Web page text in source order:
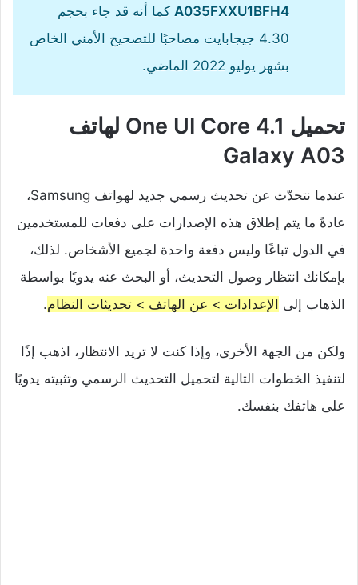
A035FXXU1BFH4 كما أنه قد جاء بحجم
4.30 جيجابايت مصاحبًا للتصحيح الأمني الخاص
بشهر يوليو 2022 الماضي.
تحميل One UI Core 4.1 لهاتف
Galaxy A03
عندما نتحدّث عن تحديث رسمي جديد لهواتف Samsung،
عادةً ما يتم إطلاق هذه الإصدارات على دفعات للمستخدمين
في الدول تباعًا وليس دفعة واحدة لجميع الأشخاص. لذلك،
بإمكانك انتظار وصول التحديث، أو البحث عنه يدويًا بواسطة
الذهاب إلى الإعدادات > عن الهاتف > تحديثات النظام.
ولكن من الجهة الأخرى، وإذا كنت لا تريد الانتظار، اذهب إذًا
لتنفيذ الخطوات التالية لتحميل التحديث الرسمي وتثبيته يدويًا
على هاتفك بنفسك.